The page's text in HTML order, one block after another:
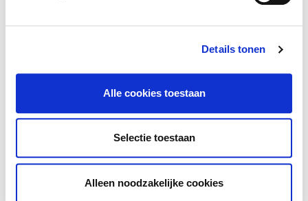
Details tonen
Alle cookies toestaan
Selectie toestaan
Alleen noodzakelijke cookies
Selecteer het leerjaar